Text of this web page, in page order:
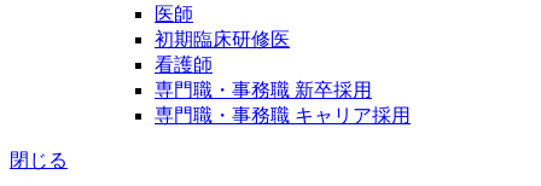
医師
初期臨床研修医
看護師
専門職・事務職 新卒採用
専門職・事務職 キャリア採用
閉じる